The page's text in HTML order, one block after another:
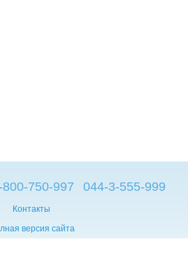
800-750-997 044-3-555-999
Контакты
версия сайта